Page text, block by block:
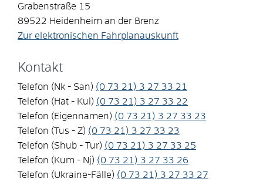
Grabenstraße 15
89522 Heidenheim an der Brenz
Zur elektronischen Fahrplanauskunft
Kontakt
Telefon (Nk - San) (0 73 21) 3 27 33 21
Telefon (Hat - Kul) (0 73 21) 3 27 33 22
Telefon (Eigennamen) (0 73 21) 3 27 33 23
Telefon (Tus - Z) (0 73 21) 3 27 33 23
Telefon (Shub - Tur) (0 73 21) 3 27 33 25
Telefon (Kum - Nj) (0 73 21) 3 27 33 26
Telefon (Ukraine-Fälle) (0 73 21) 3 27 33 27